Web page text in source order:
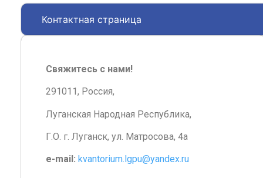
Контактная страница
Свяжитесь с нами!
291011, Россия,
Луганская Народная Республика,
Г.О. г. Луганск, ул. Матросова, 4а
e-mail: kvantorium.lgpu@yandex.ru